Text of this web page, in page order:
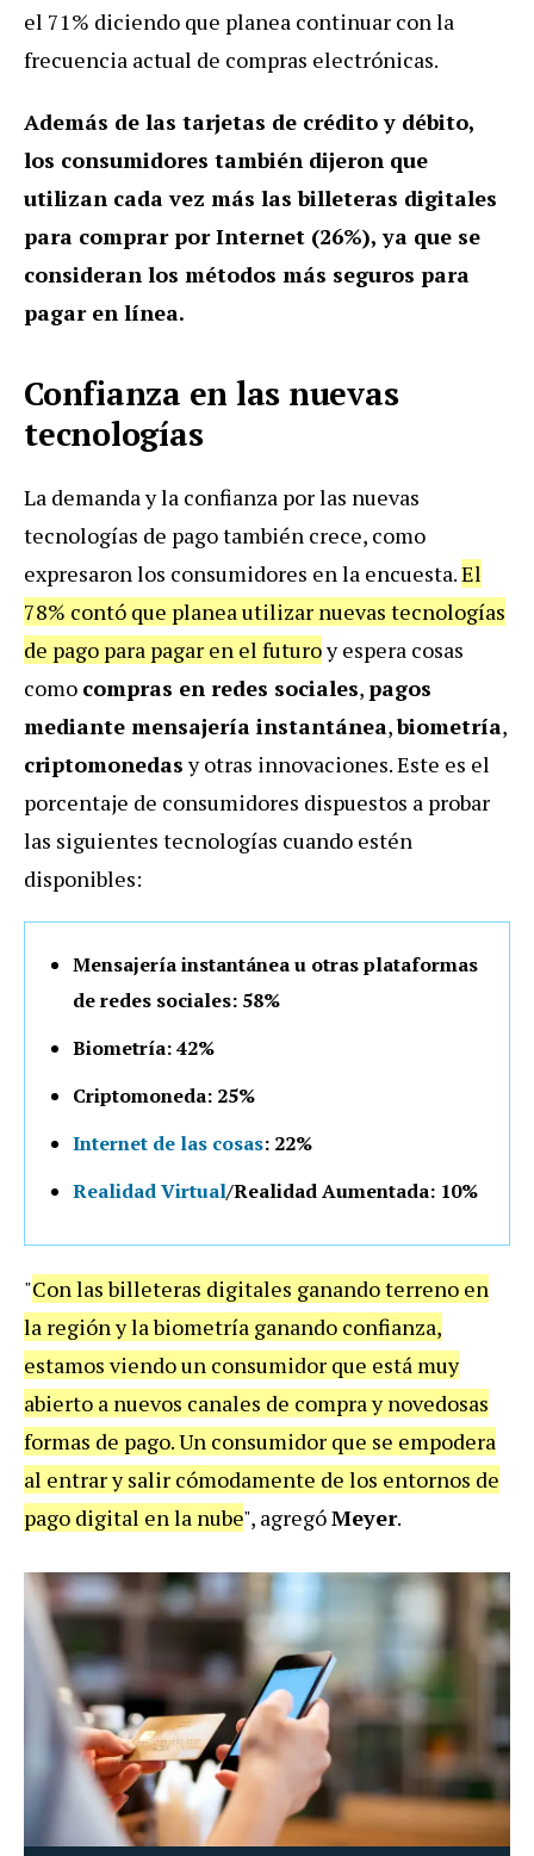
el 71% diciendo que planea continuar con la
frecuencia actual de compras electrónicas.
Además de las tarjetas de crédito y débito,
los consumidores también dijeron que
utilizan cada vez más las billeteras digitales
para comprar por Internet (26%), ya que se
consideran los métodos más seguros para
pagar en línea.
Confianza en las nuevas
tecnologías
La demanda y la confianza por las nuevas
tecnologías de pago también crece, como
expresaron los consumidores en la encuesta.El
78% contó que planea utilizar nuevas tecnologías
de pago para pagar en el futuroy espera cosas
como compras en redes sociales,pagos
mediante mensajería instantánea,biometría,
criptomonedasy otras innovaciones. Este es el
porcentaje de consumidores dispuestos a probar
las siguientes tecnologías cuando estén
disponibles:
Mensajería instantánea u otras plataformas
de redes sociales: 58%
Biometría: 42%
Criptomoneda: 25%
Internet de las cosas: 22%
Realidad Virtual/Realidad Aumentada: 10%
"Con las billeteras digitales ganando terreno en
la región y la biometría ganando confianza,
estamos viendo un consumidor que está muy
abierto a nuevos canales de compra y novedosas
formas de pago. Un consumidor que se empodera
al entrar y salir cómodamente de los entornos de
pago digital en la nube", agregóMeyer.